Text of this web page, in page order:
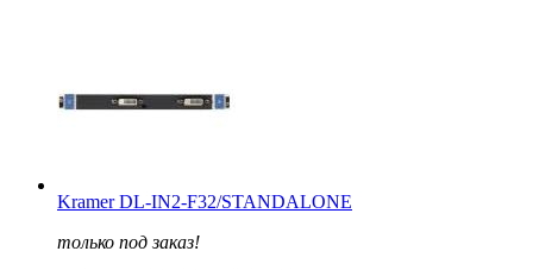
Kramer DL-IN2-F32/STANDALONE
только под заказ!